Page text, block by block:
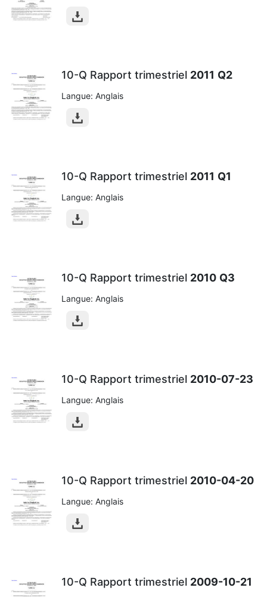
10-Q Rapport trimestriel 2011 Q2
Langue: Anglais
10-Q Rapport trimestriel 2011 Q1
Langue: Anglais
10-Q Rapport trimestriel 2010 Q3
Langue: Anglais
10-Q Rapport trimestriel 2010-07-23
Langue: Anglais
10-Q Rapport trimestriel 2010-04-20
Langue: Anglais
10-Q Rapport trimestriel 2009-10-21